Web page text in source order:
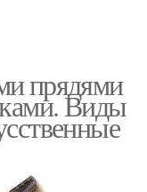
прядями
Виды